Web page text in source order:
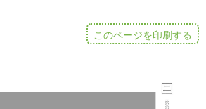
このページを印刷する